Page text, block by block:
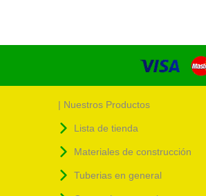
| Nuestros Productos
Lista de tienda
Materiales de construcción
Tuberias en general